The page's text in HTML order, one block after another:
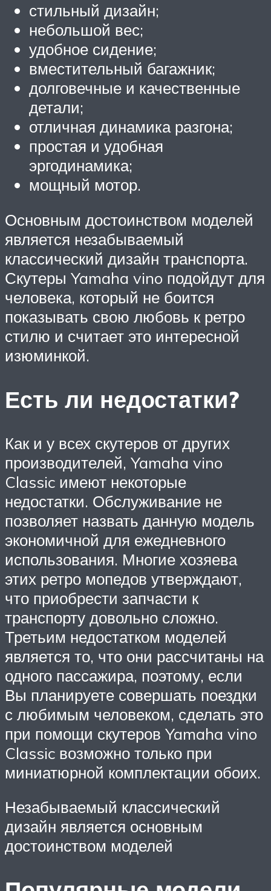
стильный дизайн;
небольшой вес;
удобное сидение;
вместительный багажник;
долговечные и качественные
детали;
отличная динамика разгона;
простая и удобная
эргодинамика;
мощный мотор.
Основным достоинством моделей
является незабываемый
классический дизайн транспорта.
Скутеры Yamaha vino подойдут для
человека, который не боится
показывать свою любовь к ретро
стилю и считает это интересной
изюминкой.
Есть ли недостатки?
Как и у всех скутеров от других
производителей, Yamaha vino
Classic имеют некоторые
недостатки. Обслуживание не
позволяет назвать данную модель
экономичной для ежедневного
использования. Многие хозяева
этих ретро мопедов утверждают,
что приобрести запчасти к
транспорту довольно сложно.
Третьим недостатком моделей
является то, что они рассчитаны на
одного пассажира, поэтому, если
Вы планируете совершать поездки
с любимым человеком, сделать это
при помощи скутеров Yamaha vino
Classic возможно только при
миниатюрной комплектации обоих.
Незабываемый классический
дизайн является основным
достоинством моделей